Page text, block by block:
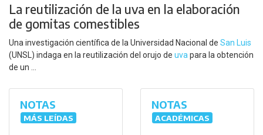
La reutilización de la uva en la elaboración
de gomitas comestibles
Una investigación científica de la Universidad Nacional de San Luis
(UNSL) indaga en la reutilización del orujo de uva para la obtención
de un ...
NOTAS
MÁS LEÍDAS
NOTAS
ACADÉMICAS